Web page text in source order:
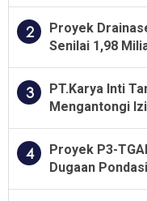
2
Proyek
Senilai 1,98
3
PT.Karya Inti
Mengantongi
4
Proyek P3-
Dugaan